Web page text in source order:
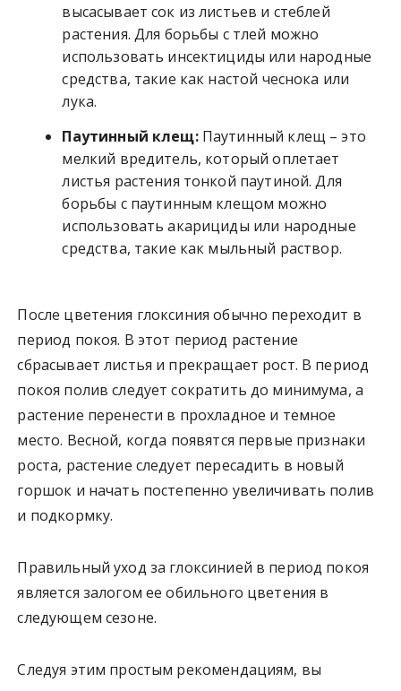
высасывает сок из листьев и стеблей
растения. Для борьбы с тлей можно
использовать инсектициды или народные
средства, такие как настой чеснока или
лука.
Паутинный клещ:Паутинный клещ – это
мелкий вредитель, который оплетает
листья растения тонкой паутиной. Для
борьбы с паутинным клещом можно
использовать акарициды или народные
средства, такие как мыльный раствор.
После цветения глоксиния обычно переходит в
период покоя. В этот период растение
сбрасывает листья и прекращает рост. В период
покоя полив следует сократить до минимума, а
растение перенести в прохладное и темное
место. Весной, когда появятся первые признаки
роста, растение следует пересадить в новый
горшок и начать постепенно увеличивать полив
и подкормку.
Правильный уход за глоксинией в период покоя
является залогом ее обильного цветения в
следующем сезоне.
Следуя этим простым рекомендациям, вы